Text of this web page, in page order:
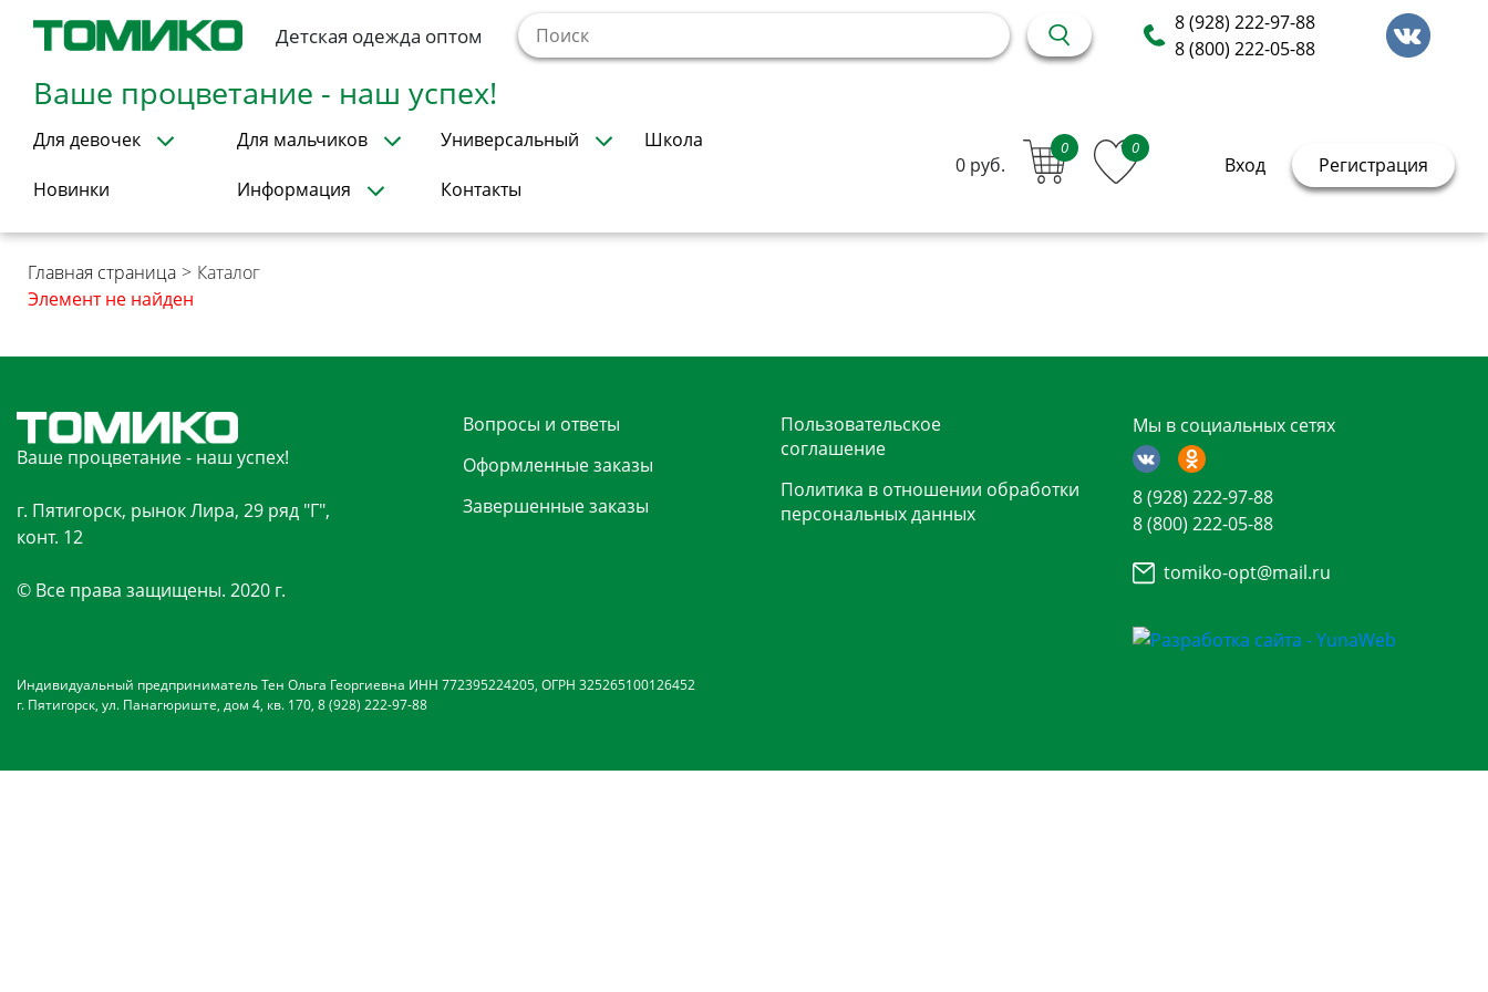
Детская одежда оптом
8 (928) 222-97-88
8 (800) 222-05-88
Ваше процветание - наш успех!
Для девочек Для мальчиков Универсальный Школа
Новинки Информация Контакты
0 руб.
0 0
Вход Регистрация
Главная страница > Каталог
Элемент не найден
Ваше процветание - наш успех!
г. Пятигорск, рынок Лира, 29 ряд "Г",
конт. 12
© Все права защищены. 2020 г.
Вопросы и ответы
Оформленные заказы
Завершенные заказы
Пользовательское
соглашение
Политика в отношении обработки
персональных данных
Мы в социальных сетях
8 (928) 222-97-88
8 (800) 222-05-88
tomiko-opt@mail.ru
Индивидуальный предприниматель Тен Ольга Георгиевна ИНН 772395224205, ОГРН 325265100126452
г. Пятигорск, ул. Панагюриште, дом 4, кв. 170, 8 (928) 222-97-88